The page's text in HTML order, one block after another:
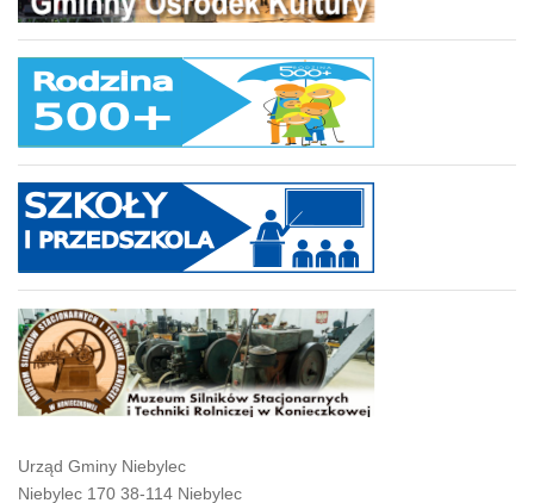
Urząd Gminy Niebylec
Niebylec 170 38-114 Niebylec